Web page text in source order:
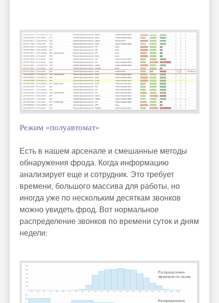
Режим «полуавтомат»
Есть в нашем арсенале и смешанные методы
обнаружения фрода. Когда информацию
анализирует еще и сотрудник. Это требует
времени, большого массива для работы, но
иногда уже по нескольким десяткам звонков
можно увидеть фрод. Вот нормальное
распределение звонков по времени суток и дням
недели: